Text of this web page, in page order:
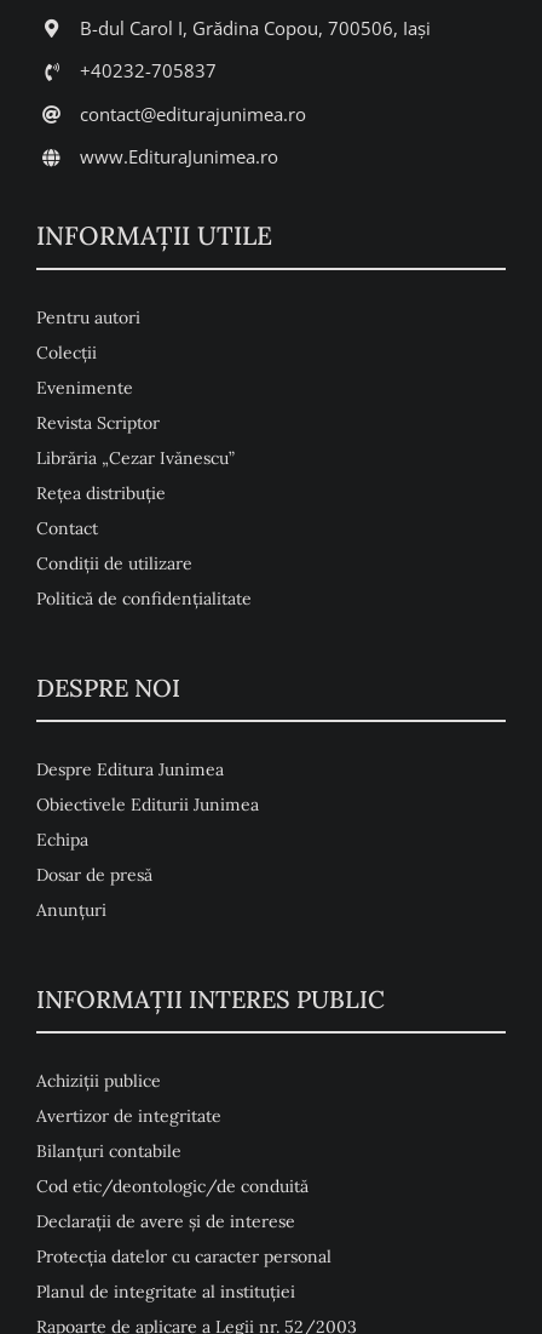
B-dul Carol I, Grădina Copou, 700506, Iași
+40232-705837
contact@editurajunimea.ro
www.EdituraJunimea.ro
INFORMAŢII UTILE
Pentru autori
Colecţii
Evenimente
Revista Scriptor
Librăria „Cezar Ivănescu”
Rețea distribuție
Contact
Condiţii de utilizare
Politică de confidențialitate
DESPRE NOI
Despre Editura Junimea
Obiectivele Editurii Junimea
Echipa
Dosar de presă
Anunţuri
INFORMAȚII INTERES PUBLIC
Achiziții publice
Avertizor de integritate
Bilanțuri contabile
Cod etic/deontologic/de conduită
Declarații de avere și de interese
Protecția datelor cu caracter personal
Planul de integritate al instituției
Rapoarte de aplicare a Legii nr. 52/2003